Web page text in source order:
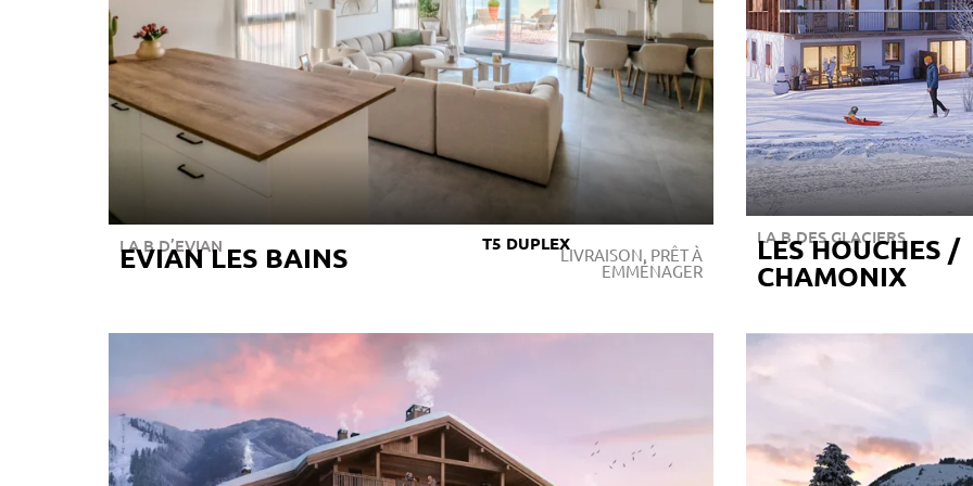
LA B D’EVIAN
EVIAN LES BAINS T5 DUPLEX
LIVRAISON, PRÊT À
EMMÉNAGER
LA B DES GLACIERS
LES HOUCHES /
CHAMONIX